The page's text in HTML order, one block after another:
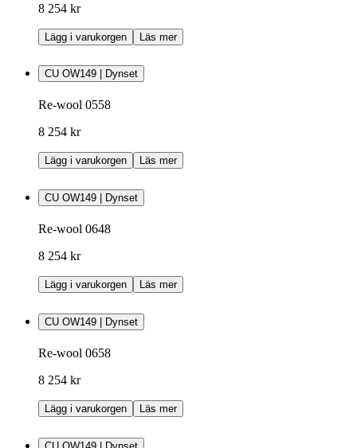
8 254 kr
Lägg i varukorgen Läs mer
CU OW149 | Dynset
Re-wool 0558
8 254 kr
Lägg i varukorgen Läs mer
CU OW149 | Dynset
Re-wool 0648
8 254 kr
Lägg i varukorgen Läs mer
CU OW149 | Dynset
Re-wool 0658
8 254 kr
Lägg i varukorgen Läs mer